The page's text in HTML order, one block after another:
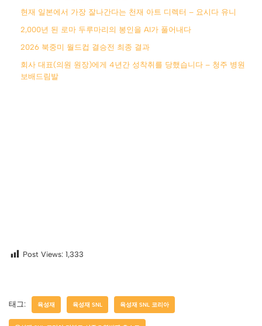
현재 일본에서 가장 잘나간다는 천재 아트 디렉터 – 요시다 유니
2,000년 된 로마 두루마리의 봉인을 AI가 풀어내다
2026 북중미 월드컵 결승전 최종 결과
회사 대표(의원 원장)에게 4년간 성착취를 당했습니다 – 청주 병원
보배드림발
Post Views: 1,333
태그: 육성재 육성재 SNL 육성재 SNL 코리아